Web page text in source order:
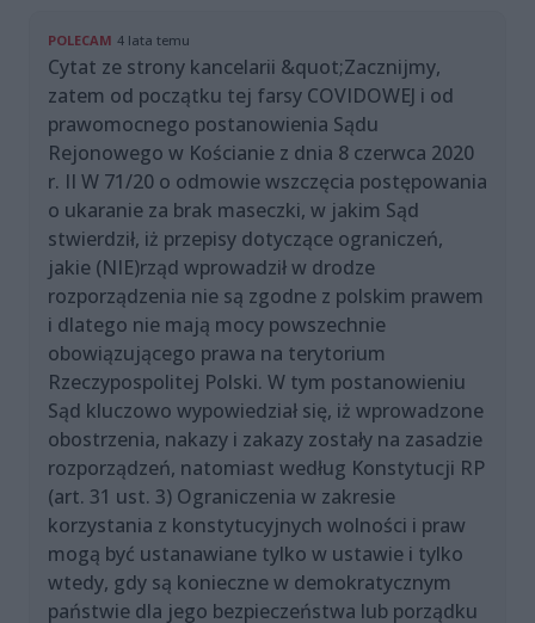
POLECAM 4 lata temu
Cytat ze strony kancelarii &quot;Zacznijmy,
zatem od początku tej farsy COVIDOWEJ i od
prawomocnego postanowienia Sądu
Rejonowego w Kościanie z dnia 8 czerwca 2020
r. II W 71/20 o odmowie wszczęcia postępowania
o ukaranie za brak maseczki, w jakim Sąd
stwierdził, iż przepisy dotyczące ograniczeń,
jakie (NIE)rząd wprowadził w drodze
rozporządzenia nie są zgodne z polskim prawem
i dlatego nie mają mocy powszechnie
obowiązującego prawa na terytorium
Rzeczypospolitej Polski. W tym postanowieniu
Sąd kluczowo wypowiedział się, iż wprowadzone
obostrzenia, nakazy i zakazy zostały na zasadzie
rozporządzeń, natomiast według Konstytucji RP
(art. 31 ust. 3) Ograniczenia w zakresie
korzystania z konstytucyjnych wolności i praw
mogą być ustanawiane tylko w ustawie i tylko
wtedy, gdy są konieczne w demokratycznym
państwie dla jego bezpieczeństwa lub porządku